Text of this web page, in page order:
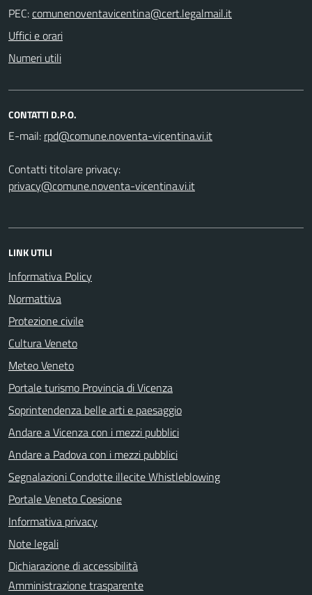
PEC:
Uffici e orari
Numeri utili
CONTATTI D.P.O.
E-mail:
Contatti titolare privacy:
privacy@comune.noventa-vicentina.vi.it
LINK UTILI
Informativa Policy
Normattiva
Protezione civile
Cultura Veneto
Meteo Veneto
Portale turismo Provincia di Vicenza
Soprintendenza belle arti e paesaggio
Andare a Vicenza con i mezzi pubblici
Andare a Padova con i mezzi pubblici
Segnalazioni Condotte illecite Whistleblowing
Portale Veneto Coesione
Informativa privacy
Note legali
Dichiarazione di accessibilità
Amministrazione trasparente